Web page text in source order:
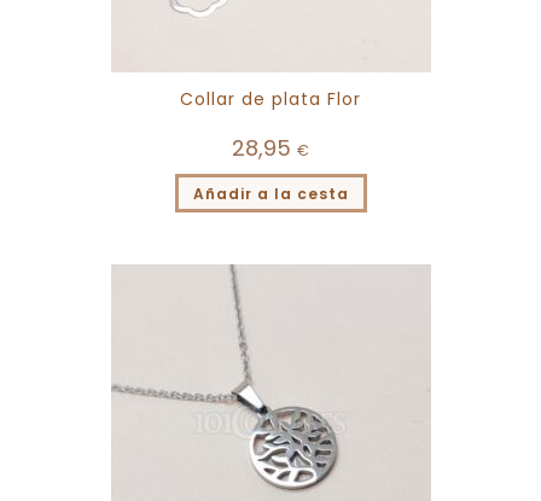
Collar de plata Flor
28,95 €
Añadir a la cesta